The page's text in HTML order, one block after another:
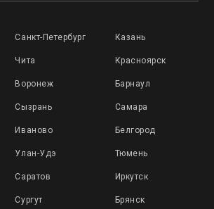
Санкт-Петербург Казань
Чита Красноярск
Воронеж Барнаул
Сызрань Самара
Иваново Белгород
Улан-Удэ Тюмень
Саратов Иркутск
Сургут Брянск